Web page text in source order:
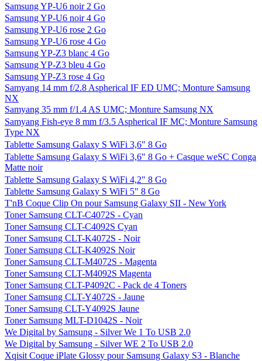
Samsung YP-U6 noir 2 Go
Samsung YP-U6 noir 4 Go
Samsung YP-U6 rose 2 Go
Samsung YP-U6 rose 4 Go
Samsung YP-Z3 blanc 4 Go
Samsung YP-Z3 bleu 4 Go
Samsung YP-Z3 rose 4 Go
Samyang 14 mm f/2.8 Aspherical IF ED UMC; Monture Samsung
NX
Samyang 35 mm f/1.4 AS UMC; Monture Samsung NX
Samyang Fish-eye 8 mm f/3.5 Aspherical IF MC; Monture Samsung
Type NX
Tablette Samsung Galaxy S WiFi 3,6" 8 Go
Tablette Samsung Galaxy S WiFi 3,6" 8 Go + Casque weSC Conga
Matte noir
Tablette Samsung Galaxy S WiFi 4,2" 8 Go
Tablette Samsung Galaxy S WiFi 5" 8 Go
T'nB Coque Clip On pour Samsung Galaxy SII - New York
Toner Samsung CLT-C4072S - Cyan
Toner Samsung CLT-C4092S Cyan
Toner Samsung CLT-K4072S - Noir
Toner Samsung CLT-K4092S Noir
Toner Samsung CLT-M4072S - Magenta
Toner Samsung CLT-M4092S Magenta
Toner Samsung CLT-P4092C - Pack de 4 Toners
Toner Samsung CLT-Y4072S - Jaune
Toner Samsung CLT-Y4092S Jaune
Toner Samsung MLT-D1042S - Noir
We Digital by Samsung - Silver We 1 To USB 2.0
We Digital by Samsung - Silver WE 2 To USB 2.0
Xqisit Coque iPlate Glossy pour Samsung Galaxy S3 - Blanche